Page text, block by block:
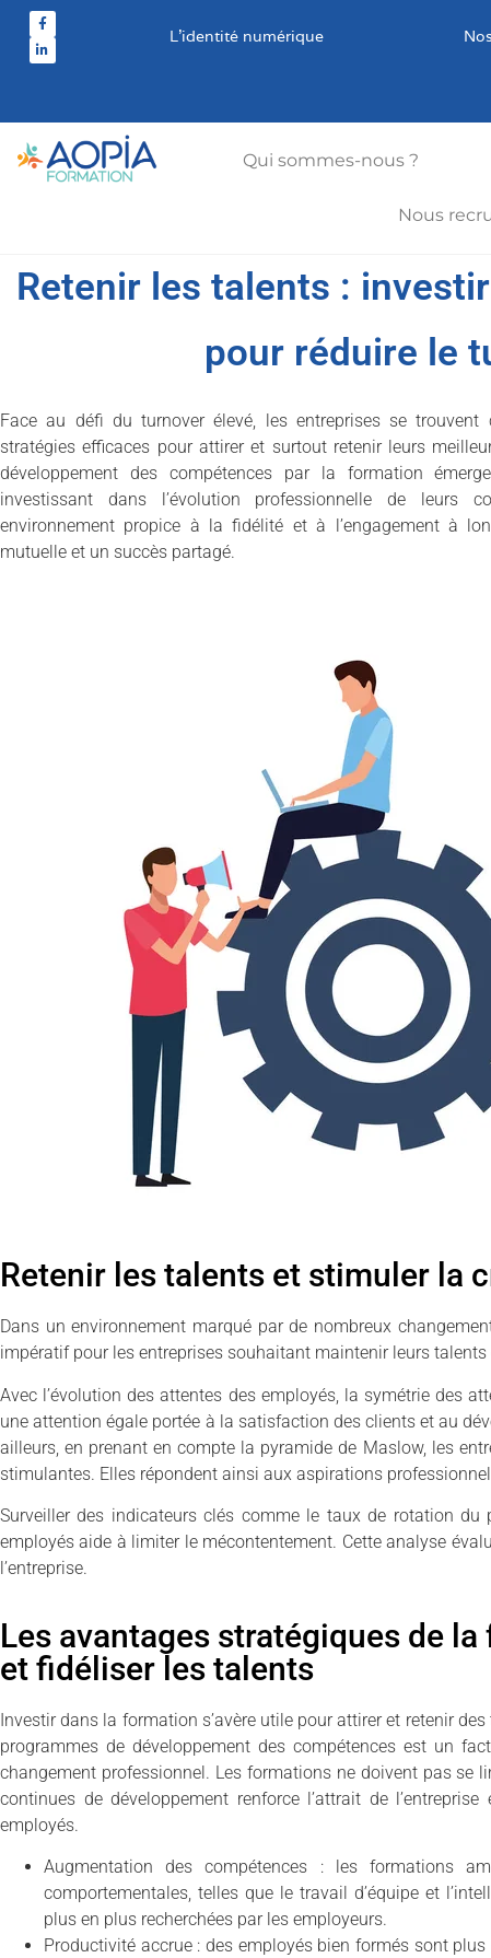
L’identité numérique
Qui sommes-nous ?
Nous
Retenir les talents :
pour réduire le
Face au défi du turnover élevé, les entreprises se trouvent
stratégies efficaces pour attirer et surtout retenir leurs
développement des compétences par la formation
investissant dans l’évolution professionnelle de leurs
environnement propice à la fidélité et à l’engagement à
mutuelle et un succès partagé.
Retenir les talents et stimuler la
Dans un environnement marqué par de nombreux
impératif pour les entreprises souhaitant maintenir leurs talents
Avec l’évolution des attentes des employés, la symétrie des
une attention égale portée à la satisfaction des clients et au
ailleurs, en prenant en compte la pyramide de Maslow, les
stimulantes. Elles répondent ainsi aux aspirations
Surveiller des indicateurs clés comme le taux de rotation
employés aide à limiter le mécontentement. Cette analyse
l’entreprise.
Les avantages stratégiques de
et fidéliser les talents
Investir dans la formation s’avère utile pour attirer et retenir
programmes de développement des compétences est un
changement professionnel. Les formations ne doivent pas se
continues de développement renforce l’attrait de
employés.
Augmentation des compétences : les formations
comportementales, telles que le travail d’équipe et
plus en plus recherchées par les employeurs.
Productivité accrue : des employés bien formés sont